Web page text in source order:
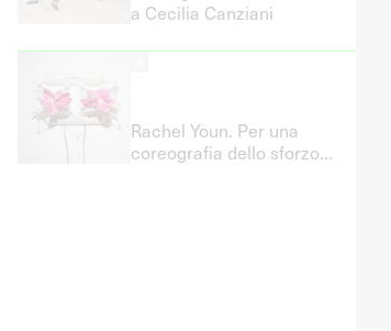
a Cecilia Canziani
Rachel Youn. Per una
coreografia dello sforzo